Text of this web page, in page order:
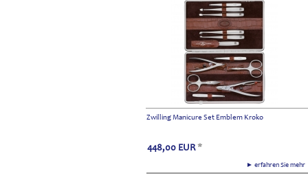
Zwilling Manicure Set Emblem Kroko
► erfahren Sie
448,00 EUR *